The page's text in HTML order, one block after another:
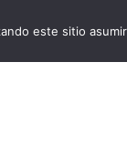
este sitio